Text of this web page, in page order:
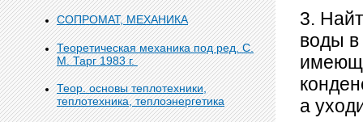
СОПРОМАТ, МЕХАНИКА
Теоретическая механика под ред. С.
М. Тарг 1983 г.
Теор. основы теплотехники,
теплотехника, теплоэнергетика
3.
воды в
а